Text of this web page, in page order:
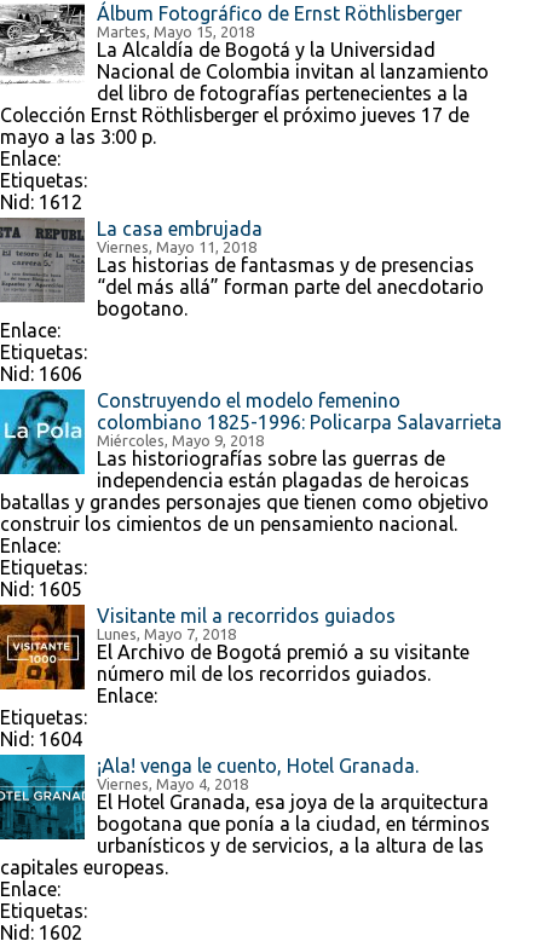
Álbum Fotográfico de Ernst Röthlisberger
Martes, Mayo 15, 2018
La Alcaldía de Bogotá y la Universidad
Nacional de Colombia invitan al lanzamiento
del libro de fotografías pertenecientes a la
Colección Ernst Röthlisberger el próximo jueves 17 de
mayo a las 3:00 p.
Enlace:
Etiquetas:
Nid: 1612
La casa embrujada
Viernes, Mayo 11, 2018
Las historias de fantasmas y de presencias
“del más allá” forman parte del anecdotario
bogotano.
Enlace:
Etiquetas:
Nid: 1606
Construyendo el modelo femenino
colombiano 1825-1996: Policarpa Salavarrieta
Miércoles, Mayo 9, 2018
Las historiografías sobre las guerras de
independencia están plagadas de heroicas
batallas y grandes personajes que tienen como objetivo
construir los cimientos de un pensamiento nacional.
Enlace:
Etiquetas:
Nid: 1605
Visitante mil a recorridos guiados
Lunes, Mayo 7, 2018
El Archivo de Bogotá premió a su visitante
número mil de los recorridos guiados.
Enlace:
Etiquetas:
Nid: 1604
¡Ala! venga le cuento, Hotel Granada.
Viernes, Mayo 4, 2018
El Hotel Granada, esa joya de la arquitectura
bogotana que ponía a la ciudad, en términos
urbanísticos y de servicios, a la altura de las
capitales europeas.
Enlace:
Etiquetas:
Nid: 1602